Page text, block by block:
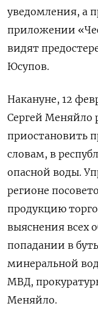
уведомления, а
приложении
видят
Юсупов.
Накануне, 12
Сергей Меняйло
приостановить
словам, в
опасной воды.
регионе
продукцию
выяснения всех
попадании в
минеральной
МВД,
Меняйло.